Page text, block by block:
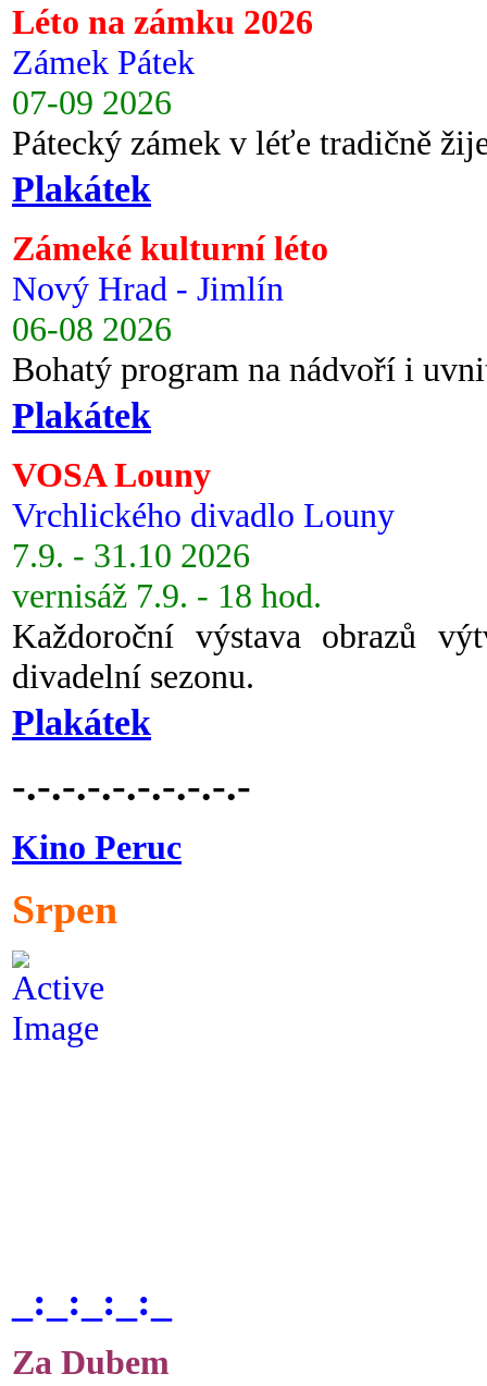
Léto na zámku 2026
Zámek Pátek
07-09 2026
Pátecký zámek v léťe tradičně
Plakátek
Zámeké kulturní léto
Nový Hrad - Jimlín
06-08 2026
Bohatý program na nádvoří i
Plakátek
VOSA Louny
Vrchlického divadlo Louny
7.9. - 31.10 2026
vernisáž 7.9. - 18 hod.
Každoroční výstava obrazů
divadelní sezonu.
Plakátek
-.-.-.-.-.-.-.-.-.-
Kino Peruc
Srpen
_:_:_:_:_
Za Dubem